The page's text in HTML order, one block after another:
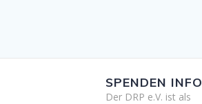
SPENDEN INFO
Der DRP e.V. ist als